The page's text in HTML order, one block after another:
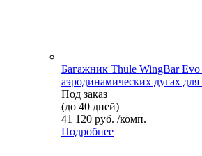
Багажник Thule WingBar Evo
аэродинамических дугах
Под заказ
(до 40 дней)
41 120 руб. /комп.
Подробнее